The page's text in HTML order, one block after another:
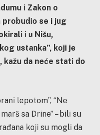
i Zakon o
probudio se i jug
i u Nišu,
ustanka”, koji je
kažu da neće stati do
lepotom”, “Ne
sa Drine” – bili su
koji su mogli da